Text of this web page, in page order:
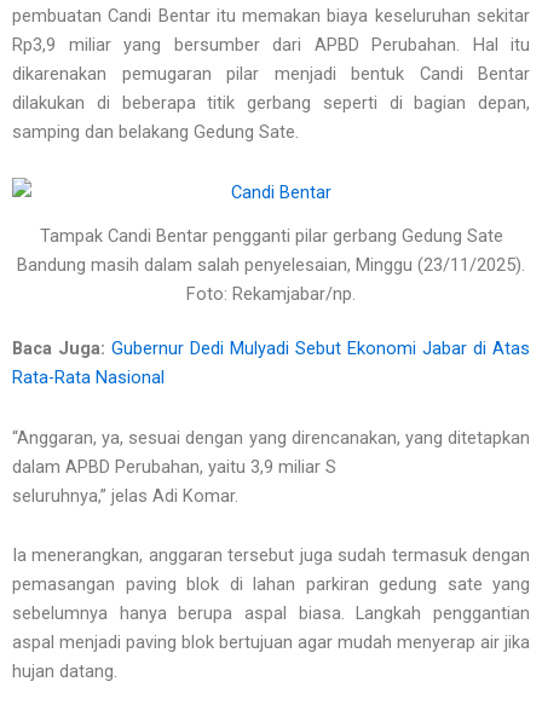
pembuatan Candi Bentar itu memakan biaya keseluruhan sekitar
Rp3,9 miliar yang bersumber dari APBD Perubahan. Hal itu
dikarenakan pemugaran pilar menjadi bentuk Candi Bentar
dilakukan di beberapa titik gerbang seperti di bagian depan,
samping dan belakang Gedung Sate.
Tampak Candi Bentar pengganti pilar gerbang Gedung Sate
Bandung masih dalam salah penyelesaian, Minggu (23/11/2025).
Foto: Rekamjabar/np.
Baca Juga: Gubernur Dedi Mulyadi Sebut Ekonomi Jabar di Atas
Rata-Rata Nasional
“Anggaran, ya, sesuai dengan yang direncanakan, yang ditetapkan
dalam APBD Perubahan, yaitu 3,9 miliar S
seluruhnya,” jelas Adi Komar.
Ia menerangkan, anggaran tersebut juga sudah termasuk dengan
pemasangan paving blok di lahan parkiran gedung sate yang
sebelumnya hanya berupa aspal biasa. Langkah penggantian
aspal menjadi paving blok bertujuan agar mudah menyerap air jika
hujan datang.